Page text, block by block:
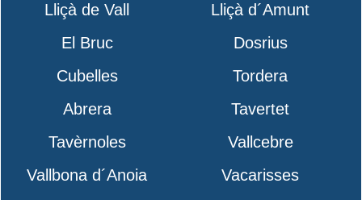
Lliçà de Vall
Lliçà d´Amunt
El Bruc
Dosrius
Cubelles
Tordera
Abrera
Tavertet
Tavèrnoles
Vallcebre
Vallbona d´Anoia
Vacarisses